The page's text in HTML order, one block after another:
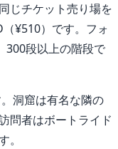
じチケット売り場を
¥510）です。フォ
300段以上の階段で
洞窟は有名な隣の
問者はボートライド